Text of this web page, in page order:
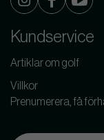
Kundservice
Artiklar om golf
Villkor
Prenumerera, få